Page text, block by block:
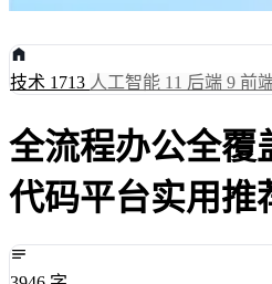
技术 1713 人工智能 11 后端 9 前
全流程办公全覆
代码平台实用推